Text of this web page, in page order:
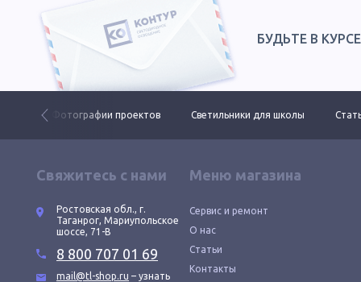
БУДЬТЕ В
Фотографии проектов Светильники для школы
Свяжитесь с нами
Ростовская обл., г.
Таганрог, Мариупольское
шоссе, 71-В
8 800 707 01 69
mail@tl-shop.ru – узнать
Меню магазина
Сервис и ремонт
О нас
Статьи
Контакты